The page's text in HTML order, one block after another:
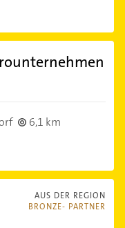
6,1 km
AUS DER REGION
BRONZE- PARTNER